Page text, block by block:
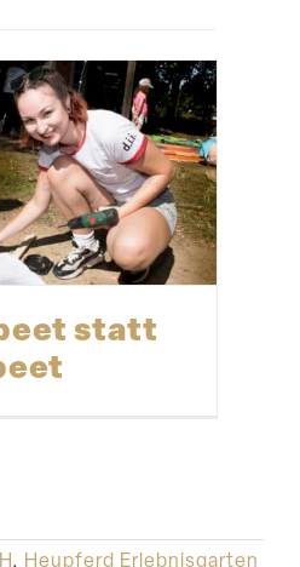
statt
, Heupferd Erlebnisgarten